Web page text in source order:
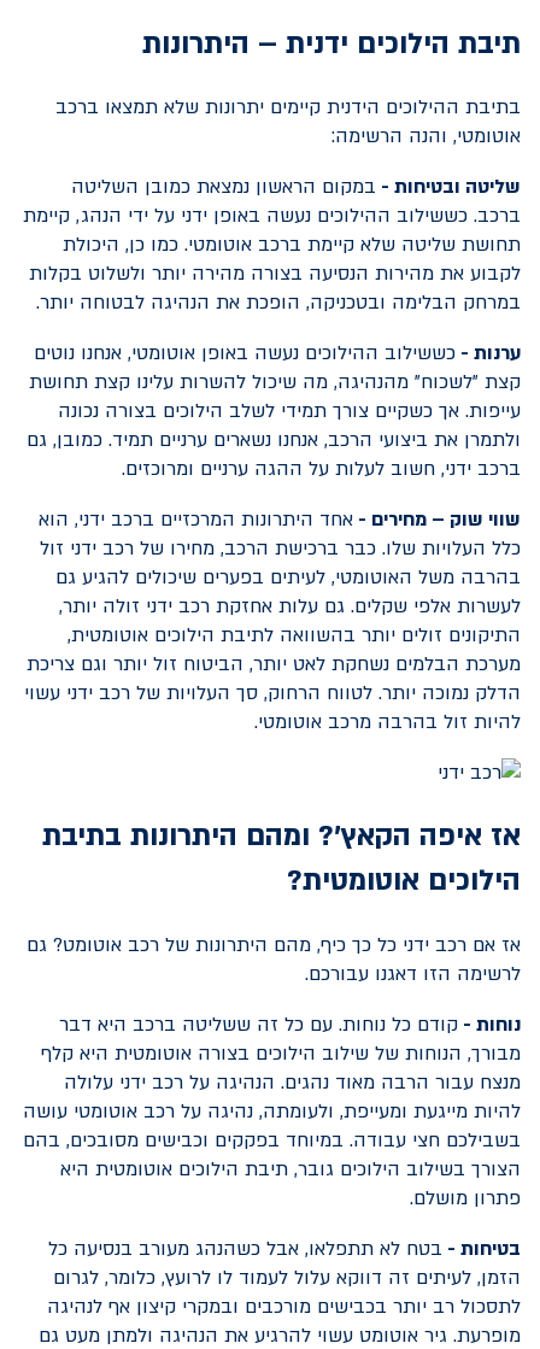
תיבת הילוכים ידנית – היתרונות
בתיבת ההילוכים הידנית קיימים יתרונות שלא תמצאו ברכב
אוטומטי, והנה הרשימה:
שליטה ובטיחות - במקום הראשון נמצאת כמובן השליטה
ברכב. כששילוב ההילוכים נעשה באופן ידני על ידי הנהג, קיימת
תחושת שליטה שלא קיימת ברכב אוטומטי. כמו כן, היכולת
לקבוע את מהירות הנסיעה בצורה מהירה יותר ולשלוט בקלות
במרחק הבלימה ובטכניקה, הופכת את הנהיגה לבטוחה יותר.
ערנות - כששילוב ההילוכים נעשה באופן אוטומטי, אנחנו נוטים
קצת "לשכוח" מהנהיגה, מה שיכול להשרות עלינו קצת תחושת
עייפות. אך כשקיים צורך תמידי לשלב הילוכים בצורה נכונה
ולתמרן את ביצועי הרכב, אנחנו נשארים ערניים תמיד. כמובן, גם
ברכב ידני, חשוב לעלות על ההגה ערניים ומרוכזים.
שווי שוק – מחירים - אחד היתרונות המרכזיים ברכב ידני, הוא
כלל העלויות שלו. כבר ברכישת הרכב, מחירו של רכב ידני זול
בהרבה משל האוטומטי, לעיתים בפערים שיכולים להגיע גם
לעשרות אלפי שקלים. גם עלות אחזקת רכב ידני זולה יותר,
התיקונים זולים יותר בהשוואה לתיבת הילוכים אוטומטית,
מערכת הבלמים נשחקת לאט יותר, הביטוח זול יותר וגם צריכת
הדלק נמוכה יותר. לטווח הרחוק, סך העלויות של רכב ידני עשוי
להיות זול בהרבה מרכב אוטומטי.
אז איפה הקאץ'? ומהם היתרונות בתיבת
הילוכים אוטומטית?
אז אם רכב ידני כל כך כיף, מהם היתרונות של רכב אוטומט? גם
לרשימה הזו דאגנו עבורכם.
נוחות - קודם כל נוחות. עם כל זה ששליטה ברכב היא דבר
מבורך, הנוחות של שילוב הילוכים בצורה אוטומטית היא קלף
מנצח עבור הרבה מאוד נהגים. הנהיגה על רכב ידני עלולה
להיות מייגעת ומעייפת, ולעומתה, נהיגה על רכב אוטומטי עושה
בשבילכם חצי עבודה. במיוחד בפקקים וכבישים מסובכים, בהם
הצורך בשילוב הילוכים גובר, תיבת הילוכים אוטומטית היא
פתרון מושלם.
בטיחות - בטח לא תתפלאו, אבל כשהנהג מעורב בנסיעה כל
הזמן, לעיתים זה דווקא עלול לעמוד לו לרועץ, כלומר, לגרום
לתסכול רב יותר בכבישים מורכבים ובמקרי קיצון אף לנהיגה
מופרעת. גיר אוטומט עשוי להרגיע את הנהיגה ולמתן מעט גם